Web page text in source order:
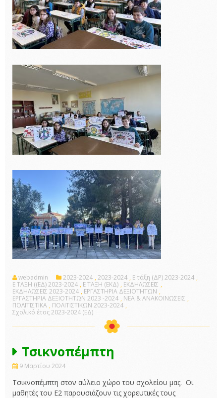
webadmin 2023-2024 ,2023-2024 , E τάξη (ΔΡ) 2023-2024 ,
Ε ΤΑΞΗ ((ΕΔ) 2023-2024 , Ε ΤΑΞΗ (ΕΚΔ) , ΕΚΔΗΛΩΣΕΙΣ ,
ΕΚΔΗΛΩΣΕΙΣ 2023-2024 , ΕΡΓΑΣΤΗΡΙΑ ΔΕΞΙΟΤΗΤΩΝ ,
ΕΡΓΑΣΤΗΡΙΑ ΔΕΞΙΟΤΗΤΩΝ 2023 -2024 , ΝΕΑ & ΑΝΑΚΟΙΝΩΣΕΙΣ ,
ΠΟΛΙΤΙΣΤΙΚΑ , ΠΟΛΙΤΙΣΤΙΚΩΝ 2023-2024 ,
Σχολικό έτος 2023-2024 (ΕΔ)
Τσικνοπέμπτη
9 Μαρτίου 2024
Τσικνοπέμπτη στον αύλειο χώρο του σχολείου μας. Οι
μαθητές του Ε2 παρουσιάζουν τις χορευτικές τους